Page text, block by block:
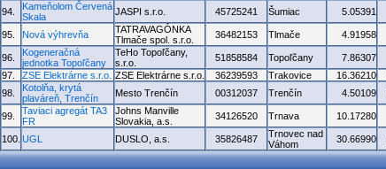
94.
Kameňolom Červená
Skala
JASPI s.r.o. 45725241 Šumiac 5.05391
95. Nová výhrevňa
TATRAVAGÓNKA
Tlmače spol. s.r.o.
36482153 Tlmače 4.91958
96.
Kogeneračná
jednotka Topoľčany
TeHo Topoľčany,
s.r.o.
51858584 Topoľčany 7.86307
97.
ZSE Elektrárne s.r.o. ZSE Elektrárne s.r.o. 36239593 Trakovice 16.36210
98.
Kotolňa, krytá
plaváreň, Trenčín
Mesto Trenčín 00312037 Trenčín 4.50109
99.
Taviaci agregát TA3
FR
Johns Manville
Slovakia, a.s.
34126520 Trnava 10.17280
100. UGL DUSLO, a.s. 35826487
Trnovec nad
Váhom
30.66990